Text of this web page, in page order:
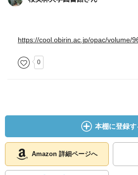
https://cool.obirin.ac.jp/opac/volume/
0
本棚に登録す
Amazon 詳細ページへ